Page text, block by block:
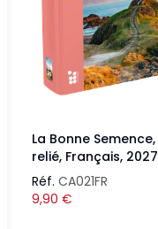
La Bonne Semence,
relié, Français, 2027
Réf. CA021FR
9,90 €